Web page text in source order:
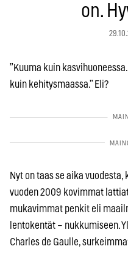
on.
”Kuuma kuin
kuin kehitysmaassa.” Eli?
Nyt on taas se aika
vuoden 2009 kovimmat
mukavimmat penkit eli
lentokentät – nukkumiseen.
Charles de Gaulle,